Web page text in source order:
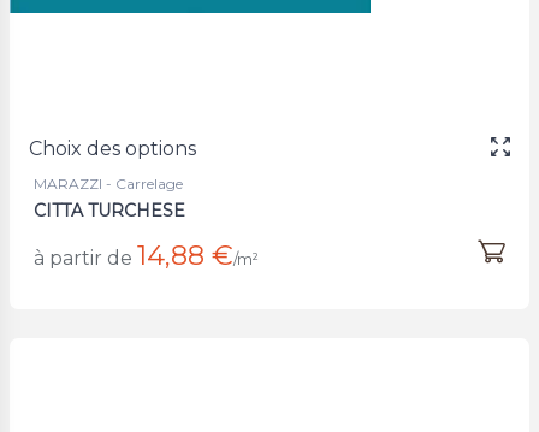
Choix des options
MARAZZI - Carrelage
CITTA TURCHESE
à partir de 14,88 €/m²